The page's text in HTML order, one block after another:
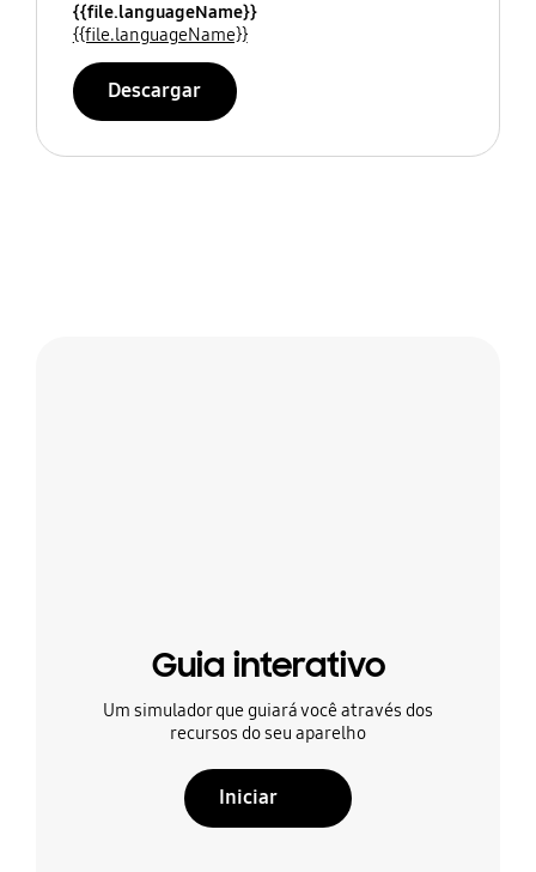
{{file.languageName}}
{{file.languageName}}
Descargar
Guia interativo
Um simulador que guiará você através dos
recursos do seu aparelho
Iniciar